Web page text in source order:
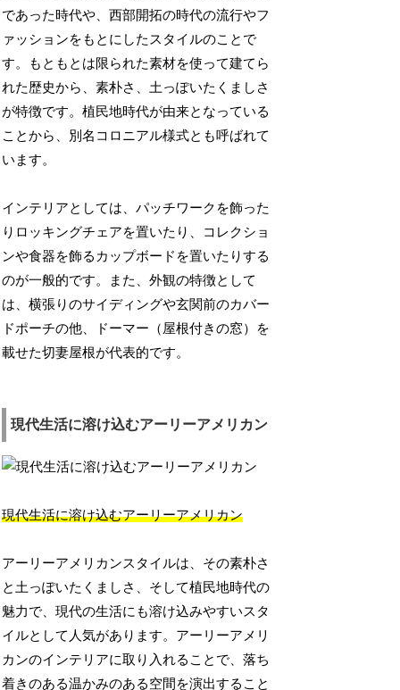
であった時代や、西部開拓の時代の流行やフ
ァッションをもとにしたスタイルのことで
す。もともとは限られた素材を使って建てら
れた歴史から、素朴さ、土っぽいたくましさ
が特徴です。植民地時代が由来となっている
ことから、別名コロニアル様式とも呼ばれて
います。
インテリアとしては、パッチワークを飾った
りロッキングチェアを置いたり、コレクショ
ンや食器を飾るカップボードを置いたりする
のが一般的です。また、外観の特徴として
は、横張りのサイディングや玄関前のカバー
ドポーチの他、ドーマー（屋根付きの窓）を
載せた切妻屋根が代表的です。
現代生活に溶け込むアーリーアメリカン
現代生活に溶け込むアーリーアメリカン
アーリーアメリカンスタイルは、その素朴さ
と土っぽいたくましさ、そして植民地時代の
魅力で、現代の生活にも溶け込みやすいスタ
イルとして人気があります。アーリーアメリ
カンのインテリアに取り入れることで、落ち
着きのある温かみのある空間を演出すること